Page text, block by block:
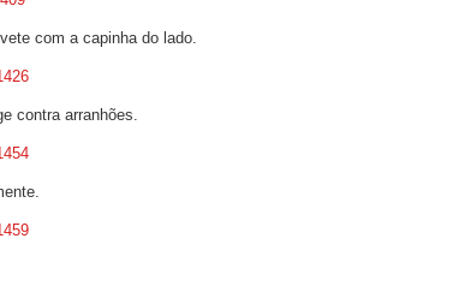
com a capinha do lado.
contra arranhões.